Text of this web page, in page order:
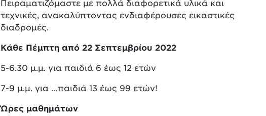
Πειραματιζόμαστε με πολλά διαφορετικά υλικά και
τεχνικές, ανακαλύπτοντας ενδιαφέρουσες εικαστικές
διαδρομές.
Κάθε Πέμπτη από 22 Σεπτεμβρίου 2022
5-6.30 μ.μ. για παιδιά 6 έως 12 ετών
7-9 μ.μ. για …παιδιά 13 έως 99 ετών!
Ώρες μαθημάτων